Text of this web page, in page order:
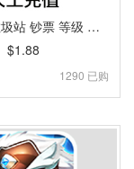
王富贵的垃圾站 钞票 等级 环保值 人工充值 [人工发货]
$1.88
1290 已购